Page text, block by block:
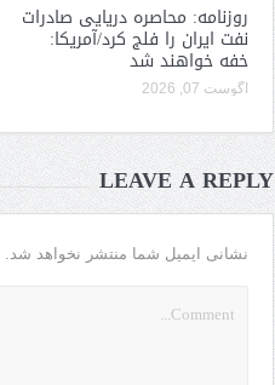
روزنامه: محاصره دریایی صادرات
نفت ایران را فلج کرد/آمریکا:
خفه خواهند شد
آگوست 07, 2026
LEAVE A REPLY
نشانی ایمیل شما منتشر نخواهد شد.